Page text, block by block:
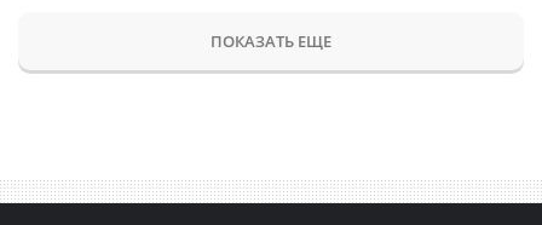
ПОКАЗАТЬ ЕЩЕ